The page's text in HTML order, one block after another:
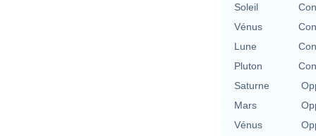
Soleil
Vénus
Lune
Pluton
Saturne
Mars
Vénus